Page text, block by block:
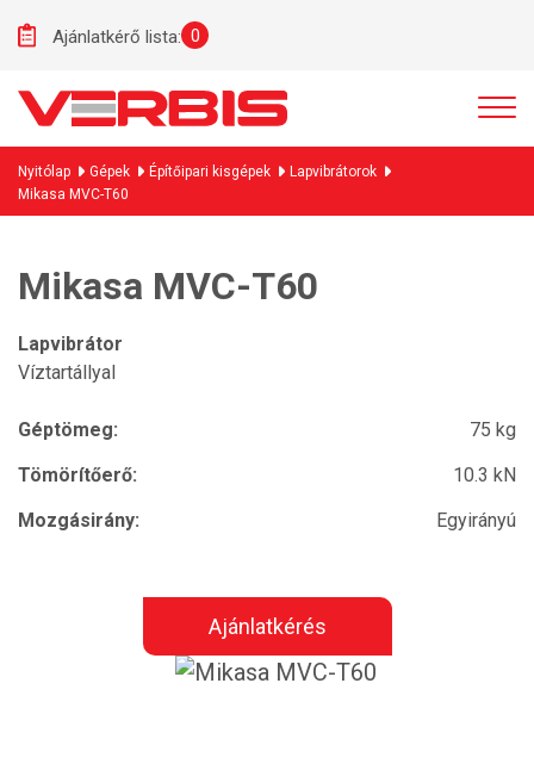
Ajánlatkérő lista: 0
Nyitólap Gépek Építőipari kisgépek
Lapvibrátorok
Mikasa MVC-T60
Mikasa MVC-T60
Lapvibrátor
Víztartállyal
Géptömeg:
75 kg
Tömörítőerő:
10.3 kN
Mozgásirány:
Egyirányú
Ajánlatkérés